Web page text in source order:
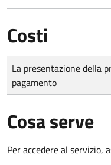
Costi
Tipo di pagamento
Importo
La presentazione della
pagamento
Cosa serve
Per accedere al servizio,